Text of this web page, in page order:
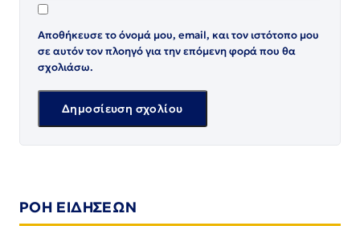
Αποθήκευσε το όνομά μου, email, και τον ιστότοπο μου
σε αυτόν τον πλοηγό για την επόμενη φορά που θα
σχολιάσω.
ΡΟΗ ΕΙΔΗΣΕΩΝ